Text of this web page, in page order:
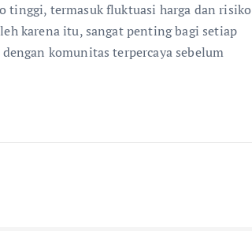
tinggi, termasuk fluktuasi harga dan risiko
karena itu, sangat penting bagi setiap
komunitas terpercaya sebelum